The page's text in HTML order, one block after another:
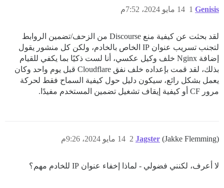
Genisis 14 مايو 2024، 7:52م 1
لقد بحثت عن كيفية منع Discourse من الزحف/تضمين الروابط
لتجنب تسريب عنوان IP الخاص بالخادم، ولكن كل منشور يقول
إضافة Nginx خلف وكيل عكسي، أنا لست ذكيًا بما يكفي للقيام
بذلك، لقد قمت بإعداده خلف نفق Cloudflare قبل يوم واحد وكان
يعمل بشكل رائع، سيكون دليل حول كيفية السماح فقط لحركة
مرور CF أو كيفية إيقاف تشغيل تضمين المستخدم مفيدًا.
Jagster (Jakke Flemming) 14 مايو 2024، 9:26م 2
لا أعرف، لكنني فضولي - لماذا إخفاء عنوان IP للخادم مهم؟